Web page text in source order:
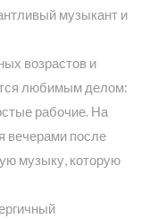
музыкант и
возрастов и
любимым делом:
рабочие. На
вечерами после
музыку, которую